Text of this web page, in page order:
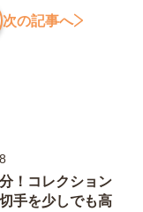
次の記事へ
！コレクション
手を少しでも高